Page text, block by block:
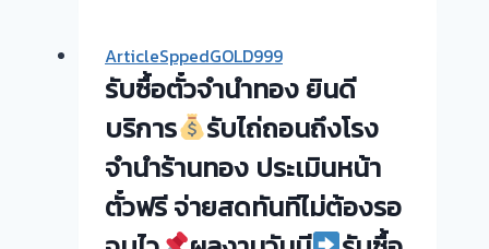
ทอง
รับ
ไถ่ถอน
ถึง
โรง
ArticleSppedGOLD999
รับซื้อตั๋วจำนำทอง ยินดี
บริการ
รับไถ่ถอนถึงโรง
จำนำร้านทอง ประเมินหน้า
ตั๋วฟรี จ่ายสดทันทีไม่ต้องรอ